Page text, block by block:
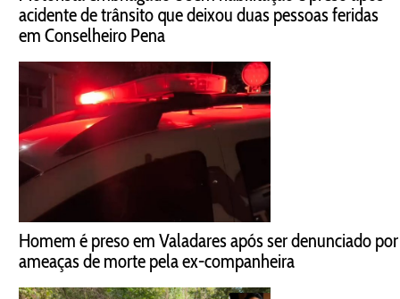
acidente de trânsito que deixou duas pessoas feridas
em Conselheiro Pena
Homem é preso em Valadares após ser denunciado por
ameaças de morte pela ex-companheira